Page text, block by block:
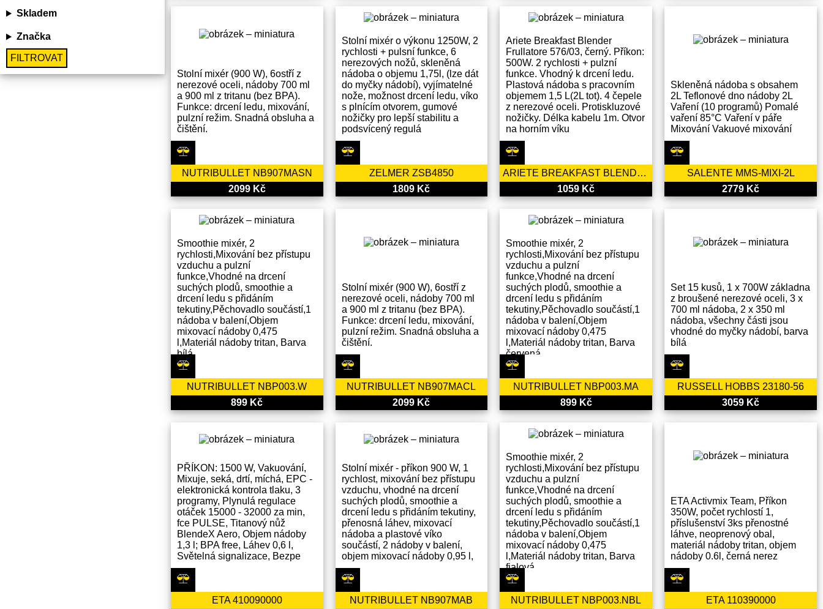
Skladem
Značka
FILTROVAT
Stolní mixér (900 W), 6ostří z
nerezové oceli, nádoby 700 ml
a 900 ml z tritanu (bez BPA).
Funkce: drcení ledu, mixování,
pulzní režim. Snadná obsluha a
čištění.
NUTRIBULLET NB907MASN
2099 Kč
Stolní mixér o výkonu 1250W, 2
rychlosti + pulsní funkce, 6
nerezových nožů, skleněná
nádoba o objemu 1,75l, (lze dát
do myčky nádobí), vyjímatelné
nože, možnost drcení ledu, víko
s plnícím otvorem, gumové
nožičky pro lepší stabilitu a
podsvícený regulá
ZELMER ZSB4850
1809 Kč
Ariete Breakfast Blender
Frullatore 576/03, černý. Příkon:
500W. 2 rychlosti + pulzní
funkce. Vhodný k drcení ledu.
Plastová nádoba s pracovním
objemem 1,5 L(2L tot). 4 čepele
z nerezové oceli. Protiskluzové
nožičky. Délka kabelu 1m. Otvor
na horním víku
ARIETE BREAKFAST BLENDER 576/03 ČERNÝ
1059 Kč
Skleněná nádoba s obsahem
2L Teflonové dno nádoby 2L
Vaření (10 programů) Pomalé
vaření 85°C Vaření v páře
Mixování Vakuové mixování
SALENTE MMS-MIXI-2L
2779 Kč
Smoothie mixér, 2
rychlosti,Mixování bez přístupu
vzduchu a pulzní
funkce,Vhodné na drcení
suchých plodů, smoothie a
drcení ledu s přidáním
tekutiny,Pěchovadlo součástí,1
nádoba v balení,Objem
mixovací nádoby 0,475
l,Materiál nádoby tritan, Barva
bílá
NUTRIBULLET NBP003.W
899 Kč
Stolní mixér (900 W), 6ostří z
nerezové oceli, nádoby 700 ml
a 900 ml z tritanu (bez BPA).
Funkce: drcení ledu, mixování,
pulzní režim. Snadná obsluha a
čištění.
NUTRIBULLET NB907MACL
2099 Kč
Smoothie mixér, 2
rychlosti,Mixování bez přístupu
vzduchu a pulzní
funkce,Vhodné na drcení
suchých plodů, smoothie a
drcení ledu s přidáním
tekutiny,Pěchovadlo součástí,1
nádoba v balení,Objem
mixovací nádoby 0,475
l,Materiál nádoby tritan, Barva
červená
NUTRIBULLET NBP003.MA
899 Kč
Set 15 kusů, 1 x 700W základna
z broušené nerezové oceli, 3 x
700 ml nádoba, 2 x 350 ml
nádoba, všechny části jsou
vhodné do myčky nádobí, barva
bílá
RUSSELL HOBBS 23180-56
3059 Kč
PŘÍKON: 1500 W, Vakuování,
Mixuje, seká, drtí, míchá, EPC -
elektronická kontrola tlaku, 3
programy, Plynulá regulace
otáček 15000 - 32000 za min,
fce PULSE, Titanový nůž
BlendeX Aero, Objem nádoby
1,3 l; BPA free, Láhev 0,6 l,
Světelná signalizace, Bezpe
ETA 410090000
Stolní mixér - příkon 900 W, 1
rychlost, mixování bez přístupu
vzduchu, vhodné na drcení
suchých plodů, smoothie a
drcení ledu s přidáním tekutiny,
přenosná láhev, mixovací
nádoba a plastové víko
součástí, 2 nádoby v balení,
objem mixovací nádoby 0,95 l,
NUTRIBULLET NB907MAB
Smoothie mixér, 2
rychlosti,Mixování bez přístupu
vzduchu a pulzní
funkce,Vhodné na drcení
suchých plodů, smoothie a
drcení ledu s přidáním
tekutiny,Pěchovadlo součástí,1
nádoba v balení,Objem
mixovací nádoby 0,475
l,Materiál nádoby tritan, Barva
fialová
NUTRIBULLET NBP003.NBL
ETA Activmix Team, Příkon
350W, počet rychlostí 1,
příslušenství 3ks přenostné
láhve, neoprenový obal,
materiál nádoby tritan, objem
nádoby 0.6l, černá nerez
ETA 110390000